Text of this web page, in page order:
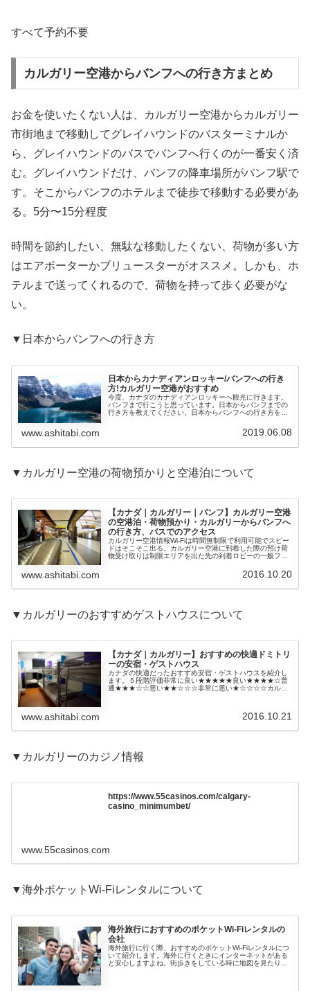
すべて予約不要
カルガリー空港からバンフへの行き方まとめ
お金を使いたくない人は、カルガリー空港からカルガリー
市街地まで移動してグレイハウンドのバスターミナルか
ら、グレイハウンドのバスでバンフへ行くのが一番安く済
む。グレイハウンドだけ、バンフの降車場所がバンフ駅で
す。そこからバンフのホテルまで徒歩で移動する必要があ
る。5分〜15分程度
時間を節約したい、無駄な移動したくない、荷物が多い方
はエアポーターかブリュースターがオススメ。しかも、ホ
テルまで送ってくれるので、荷物を持って歩く必要がな
い。
▼日本からバンフへの行き方
日本からカナディアンロッキー/バンフへの行き
方!カルガリー空港がおすすめ
今度、カナダのカナディアンロッキーへ観光に行きます。
バンフまで行こうと思っています。日本からバンフまでの
行き方を教えてください。日本からバンフへの行き方を紹
www.ashitabi.com 2019.06.08
▼カルガリー空港の荷物預かりと空港泊について
【カナダ｜カルガリー｜バンフ】カルガリー空港
の空港泊・荷物預かり・カルガリーからバンフへ
の行き方、バスでのアクセス
カルガリー空港情報Wi-Fiは時間無制限で利用可能でスピー
ドはそこそこ出る。カルガリー空港に到着した際の預け荷
物受け取りは制限エリアを出た先の到着ロビーの一般フロ
www.ashitabi.com 2016.10.20
▼カルガリーのおすすめゲストハウスについて
【カナダ｜カルガリー】おすすめの快適ドミトリ
ーの安宿・ゲストハウス
カナダの快適だったおすすめ安宿・ゲストハウスを紹介し
ます。５段階評価非常に良い★★★★★良い★★★★☆普
通★★★☆☆悪い★★☆☆☆非常に悪い★☆☆☆☆カルガ
www.ashitabi.com 2016.10.21
▼カルガリーのカジノ情報
https://www.55casinos.com/calgary-
casino_minimumbet/
www.55casinos.com
▼海外ポケットWi-Fiレンタルについて
海外旅行におすすめのポケットWi-Fiレンタルの
会社
海外旅行に行く際、おすすめのポケットWi-Fiレンタルにつ
いて紹介します。海外に行くときにインターネットがある
と安心しますよね。街歩きをしている時に地図を見たり、